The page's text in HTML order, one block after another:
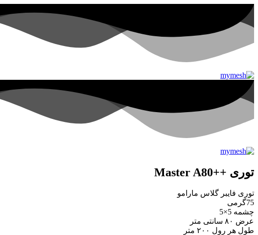
توری ++Master A80
توری فایبر گلاس مارامو
75گرمی
چشمه 5×5
عرض ۸۰ سانتی متر
طول هر رول ۲۰۰ متر